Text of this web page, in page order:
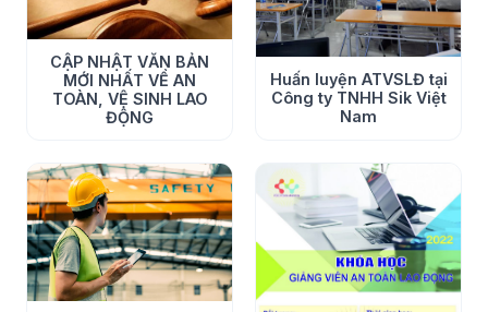
CẬP NHẬT VĂN BẢN
MỚI NHẤT VỀ AN
TOÀN, VỆ SINH LAO
ĐỘNG
Huấn luyện ATVSLĐ tại
Công ty TNHH Sik Việt
Nam